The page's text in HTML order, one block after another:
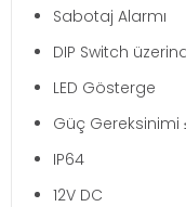
Sabotaj Alarmı
DIP Switch
LED Gösterge
Güç Gereksinimi
IP64
12V DC